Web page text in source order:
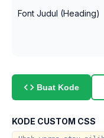
Font Judul (Heading)
Buat Kode
KODE CUSTOM CSS